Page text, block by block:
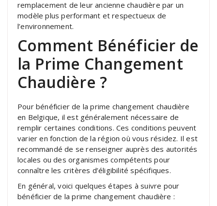
remplacement de leur ancienne chaudière par un
modèle plus performant et respectueux de
l’environnement.
Comment Bénéficier de
la Prime Changement
Chaudière ?
Pour bénéficier de la prime changement chaudière
en Belgique, il est généralement nécessaire de
remplir certaines conditions. Ces conditions peuvent
varier en fonction de la région où vous résidez. Il est
recommandé de se renseigner auprès des autorités
locales ou des organismes compétents pour
connaître les critères d’éligibilité spécifiques.
En général, voici quelques étapes à suivre pour
bénéficier de la prime changement chaudière :